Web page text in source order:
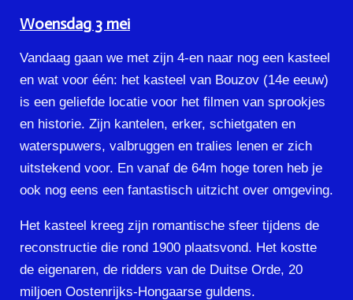
Woensdag 3 mei
Vandaag gaan we met zijn 4-en naar nog een kasteel
en wat voor één: het kasteel van Bouzov (14e eeuw)
is een geliefde locatie voor het filmen van sprookjes
en historie. Zijn kantelen, erker, schietgaten en
waterspuwers, valbruggen en tralies lenen er zich
uitstekend voor. En vanaf de 64m hoge toren heb je
ook nog eens een fantastisch uitzicht over omgeving.
Het kasteel kreeg zijn romantische sfeer tijdens de
reconstructie die rond 1900 plaatsvond. Het kostte
de eigenaren, de ridders van de Duitse Orde, 20
miljoen Oostenrijks-Hongaarse guldens.